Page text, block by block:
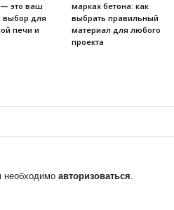
это ваш
выбор для
печи и
марках бетона: как
выбрать правильный
материал для любого
проекта
необходимо авторизоваться